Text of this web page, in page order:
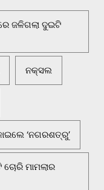
ଜଳିଗଲା ଦୁଇଟି
ନକ୍ସଲ
‘ନଗରଶତ୍ରୁ’
ମାମଲାର